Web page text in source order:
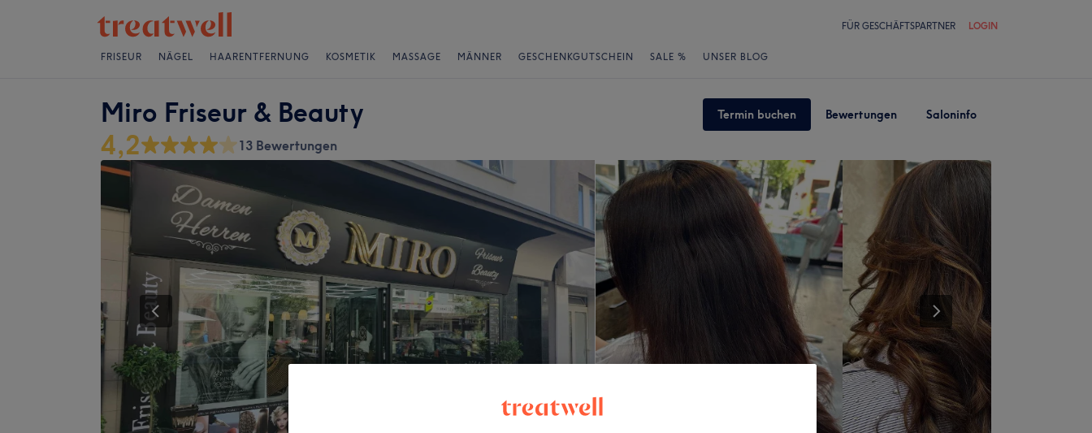
FÜR GESCHÄFTSPARTNER LOGIN
FRISEUR NÄGEL HAARENTFERNUNG KOSMETIK MASSAGE MÄNNER GESCHENKGUTSCHEIN SALE % UNSER BLOG
Miro Friseur & Beauty Termin buchen Bewertungen Saloninfo
4,2 13 Bewertungen